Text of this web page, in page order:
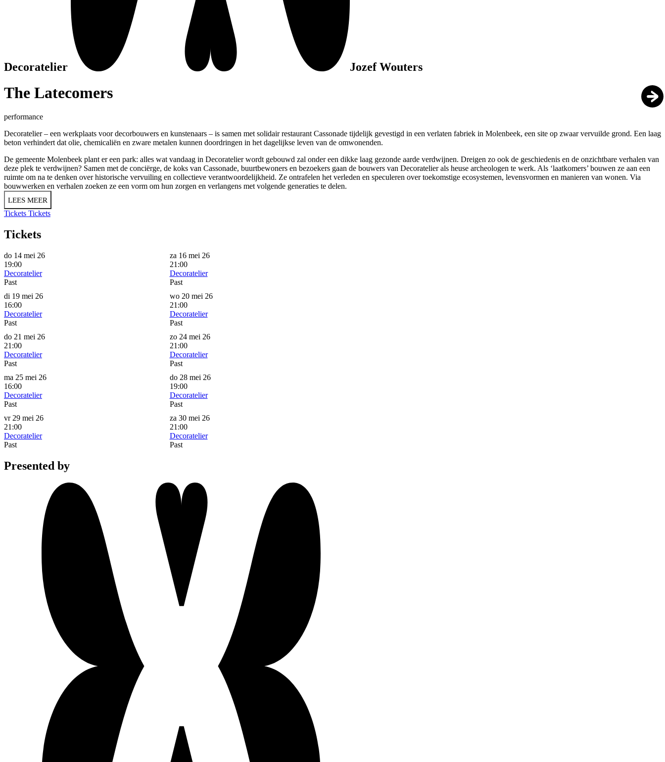
Decoratelier Jozef Wouters
The Latecomers
performance
Decoratelier – een werkplaats voor decorbouwers en kunstenaars – is samen met solidair restaurant Cassonade tijdelijk gevestigd in een verlaten fabriek in Molenbeek, een site op zwaar vervuilde grond. Een laag
beton verhindert dat olie, chemicaliën en zware metalen kunnen doordringen in het dagelijkse leven van de omwonenden.
De gemeente Molenbeek plant er een park: alles wat vandaag in Decoratelier wordt gebouwd zal onder een dikke laag gezonde aarde verdwijnen. Dreigen zo ook de geschiedenis en de onzichtbare verhalen van
deze plek te verdwijnen? Samen met de conciërge, de koks van Cassonade, buurtbewoners en bezoekers gaan de bouwers van Decoratelier als heuse archeologen te werk. Als ‘laatkomers’ bouwen ze aan een
ruimte om na te denken over historische vervuiling en collectieve verantwoordelijkheid. Ze ontrafelen het verleden en speculeren over toekomstige ecosystemen, levensvormen en manieren van wonen. Via
bouwwerken en verhalen zoeken ze een vorm om hun zorgen en verlangens met volgende generaties te delen.
LEES MEER
Tickets Tickets
Tickets
do 14 mei 26
19:00
Decoratelier
Past
za 16 mei 26
21:00
Decoratelier
Past
di 19 mei 26
16:00
Decoratelier
Past
wo 20 mei 26
21:00
Decoratelier
Past
do 21 mei 26
21:00
Decoratelier
Past
zo 24 mei 26
21:00
Decoratelier
Past
ma 25 mei 26
16:00
Decoratelier
Past
do 28 mei 26
19:00
Decoratelier
Past
vr 29 mei 26
21:00
Decoratelier
Past
za 30 mei 26
21:00
Decoratelier
Past
Presented by